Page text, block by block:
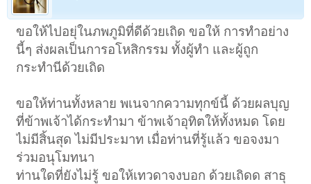
ขอให้ไปอยุ่ในภพภูมิที่ดีด้วยเถิด ขอให้ การทำอย่าง
นี้ๆ ส่งผลเป็นการอโหสิกรรม ทั้งผู้ทำ และผู้ถูก
กระทำนีด้วยเถิด
ขอให้ท่านทั้งหลาย พเนจากความทุกข์นี้ ด้วยผลบุญ
ที่ข้าพเจ้าได้กระทำมา ข้าพเจ้าอุทิตให้ทั้งหมด โดย
ไม่มีสิ้นสุด ไม่มีประมาท เมื่อท่านที่รู้แล้ว ขอจงมา
ร่วมอนุโมทนา
ท่านใดที่ยังไม่รู้ ขอให้เทวดาจงบอก ด้วยเถิดด สาธุ